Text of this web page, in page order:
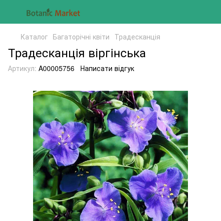
Каталог Багаторічні квіти Традесканція
Традесканція віргінська
Артикул: A00005756 Написати відгук